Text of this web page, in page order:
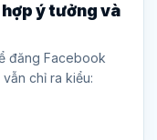
ý tưởng và
đăng Facebook
chỉ ra kiểu: